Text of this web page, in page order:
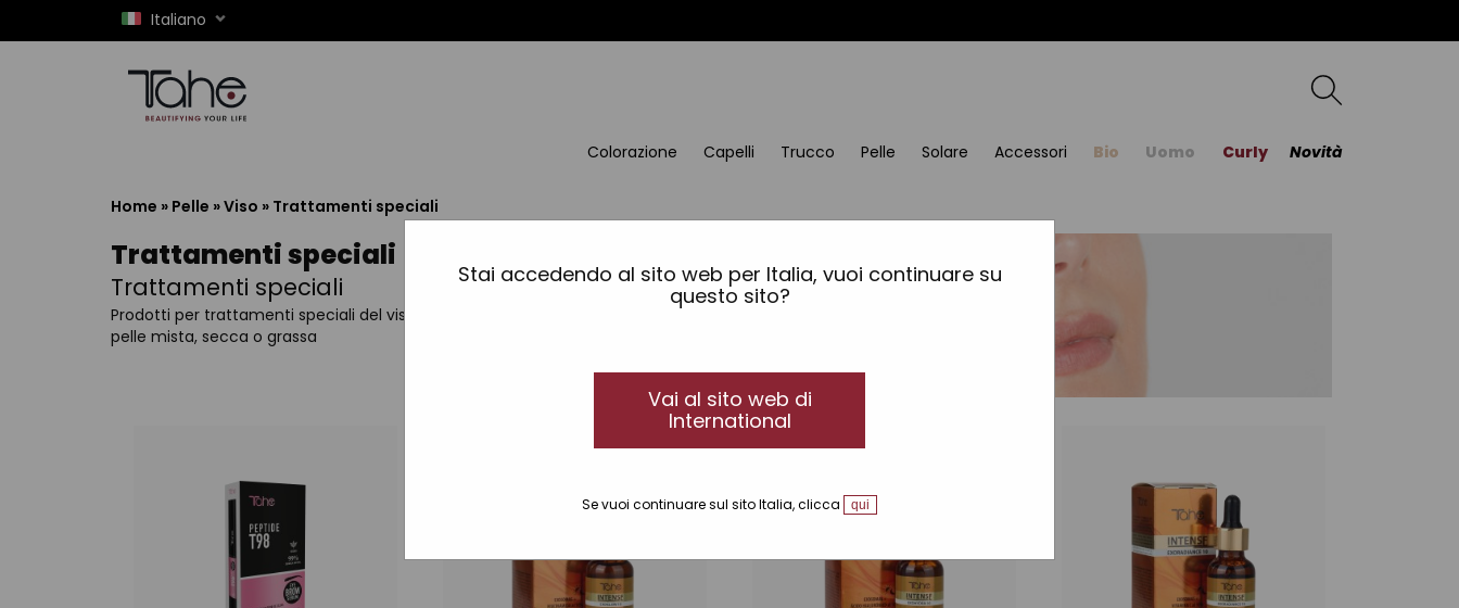
Stai accedendo al sito web per Italia, vuoi continuare su
questo sito?
Vai al sito web di
International
Se vuoi continuare sul sito Italia, clicca qui
Italiano
Colorazione Capelli Trucco Pelle Solare Accessori Bio Uomo Curly Novità
Home » Pelle »Viso » Trattamenti speciali
Trattamenti speciali
Trattamenti speciali
Prodotti per trattamenti speciali del viso:
pelle mista, secca o grassa